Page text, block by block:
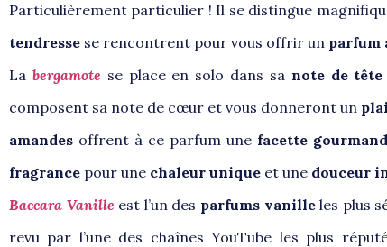
Particulièrement particulier ! Il se distingue
tendresse se rencontrent pour vous offrir un parfum
La bergamote se place en solo dans sa note de tête
composent sa note de cœur et vous donneront un
amandes offrent à ce parfum une facette
fragrance pour une chaleur unique et une douceur
Baccara Vanille est l’un des parfums vanilleles plus
revu par l’une des chaînes YouTube les plus